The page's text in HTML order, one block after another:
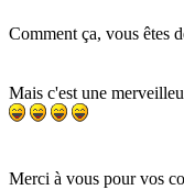
Comment ça, vous êtes
Mais c'est une
Merci à vous pour vos